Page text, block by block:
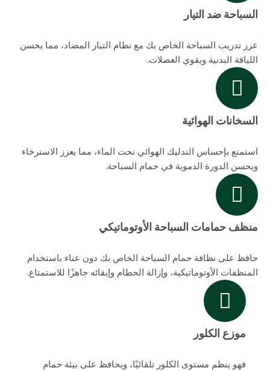
السباحة ضد التيار
عزز تدريب السباحة الخاص بك مع نظام التيار المضاد، مما يحسن
اللياقة البدنية ويقوي العضلات.
السخانات الهوائية
استمتع بإحساس التدليك الهوائي تحت الماء، مما يعزز الاسترخاء
ويحسن الدورة الدموية في حمام السباحة.
منظف حمامات السباحة الأوتوماتيكي
حافظ على نظافة حمام السباحة الخاص بك دون عناء باستخدام
المنظفات الأوتوماتيكية، وإزالة الحطام وإبقائه جاهزًا للاستمتاع.
موزع الكلور
فهو ينظم مستوى الكلور تلقائيًا، ويحافظ على بيئة حمام